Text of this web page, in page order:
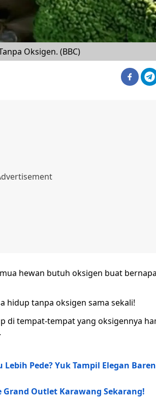
Oksigen. (BBC)
hewan butuh oksigen buat
hidup tanpa oksigen sama sekali!
di tempat-tempat yang oksigennya
Pede? Yuk Tampil Elegan
Grand Outlet Karawang Sekarang!